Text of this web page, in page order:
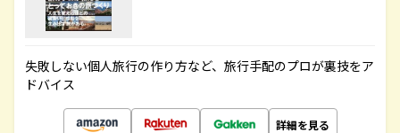
失敗しない個人旅行の作り方など、旅行手配のプロが裏技をア
ドバイス
詳細を見る